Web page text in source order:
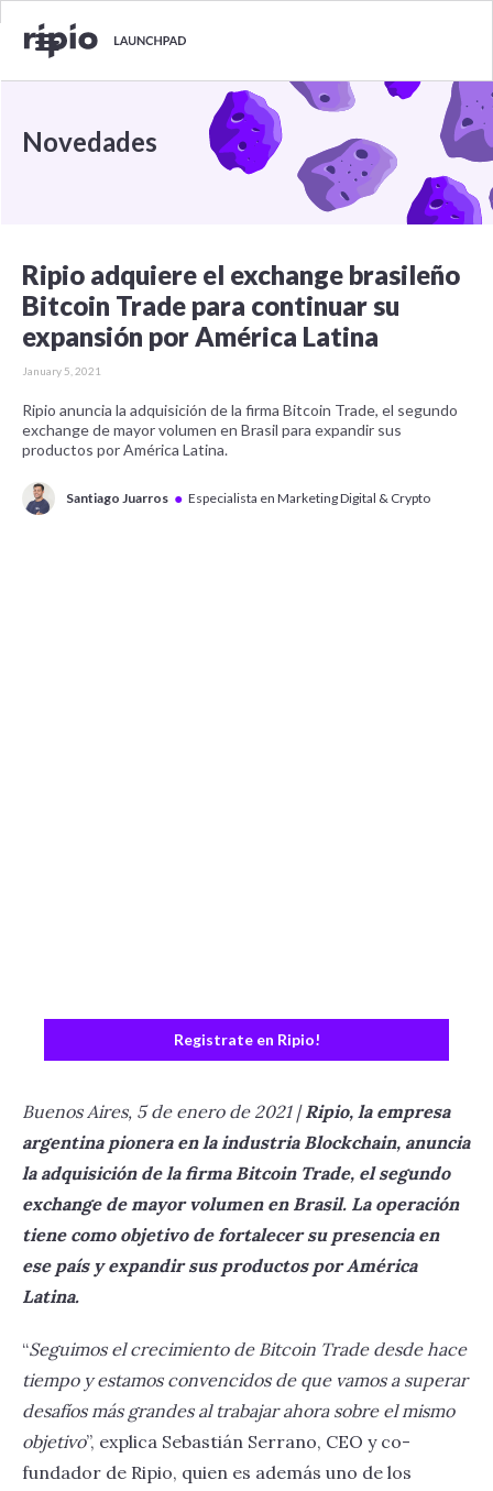
Novedades
Ripio adquiere el exchange brasileño
Bitcoin Trade para continuar su
expansión por América Latina
January 5, 2021
Ripio anuncia la adquisición de la firma Bitcoin Trade, el segundo
exchange de mayor volumen en Brasil para expandir sus
productos por América Latina.
Santiago Juarros ● Especialista en Marketing Digital & Crypto
Registrate en Ripio!
Buenos Aires, 5 de enero de 2021 |Ripio, la empresa
argentina pionera en la industria Blockchain, anuncia
la adquisición de la firma Bitcoin Trade, el segundo
exchange de mayor volumen en Brasil. La operación
tiene como objetivo de fortalecer su presencia en
ese país y expandir sus productos por América
Latina.
“Seguimos el crecimiento de Bitcoin Trade desde hace
tiempo y estamos convencidos de que vamos a superar
desafíos más grandes al trabajar ahora sobre el mismo
objetivo”, explica Sebastián Serrano, CEO y co-
fundador de Ripio, quien es además uno de los